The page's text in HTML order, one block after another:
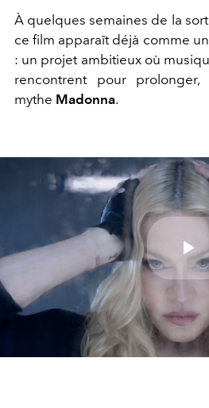
À quelques semaines de la
ce film apparaît déjà comme
: un projet ambitieux où
rencontrent pour
mythe Madonna.